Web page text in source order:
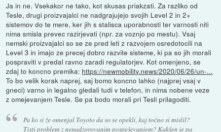
Ja in ne. Vsekakor ne tako, kot skusas priakzati. Za razliko od
Tesle, drugi proizvajalci ne nadgrajujejo svojih Level 2 in 2+
sistemov do te mere, ker jih s stalisca uporabnosti ter varnosti niti
nima smisla prevec razirjevati (npr. za voznjo po mestu). Vsaj
nemski proizvajalci so se ze pred leti z razvojem osredotocili na
Level 3 in imajo ze precej dobro razvite sisteme, ki pa so jih morali
pospraviti v predal ravno zaradi regulatorjev. Kot omenjeno, se
zdaj to koncno premika: https://newmobility.news/2020/06/26/un-...
To bo velik korak naprej, saj bomo koncno lahko (najprej vsaj v
gneci) varno in legalno gledali tudi v telefon, in nima nobene veze
z omejevanjem Tesle. Se pa bodo morali pri Tesli prilagoditi.
Pa ko si že omenjal Toyoto da so se opekli, kaj točno si mislil?
Tisti problem z nenadzorovanim pospeševanjem? Kakšen je pa